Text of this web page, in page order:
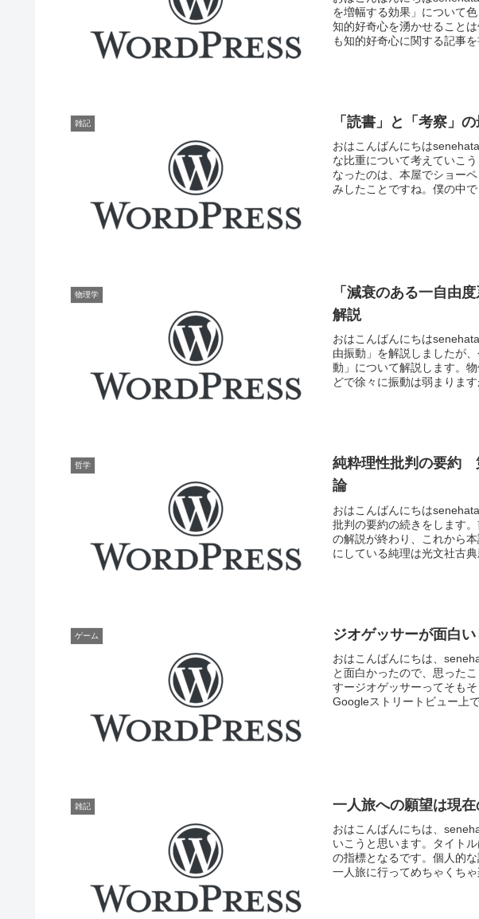
を増幅する効果」について
知的好奇心を湧かせること
も知的好奇心に関する記事
雑記 「読書」と「考察」
おはこんばんにちは
な比重について考えていこ
なったのは、本屋でショー
みしたことですね。僕の中
物理学
「減衰のある一自由
解説
おはこんばんにちは
由振動」を解説しましたが
動」について解説します。
どで徐々に振動は弱まりま
哲学
純粋理性批判の要約
論
おはこんばんにちは
批判の要約の続きをします
の解説が終わり、これから
にしている純理は光文社古
ゲーム ジオゲッサーが面白
おはこんばんにちは、
と面白かったので、思った
すージオゲッサーってそも
Googleストリートビュー上
雑記 一人旅への願望は現
おはこんばんにちは、
いこうと思います。タイト
の指標となるです。個人的
一人旅に行ってめちゃくち